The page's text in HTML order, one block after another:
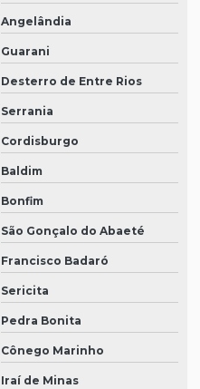
Angelândia
Guarani
Desterro de Entre Rios
Serrania
Cordisburgo
Baldim
Bonfim
São Gonçalo do Abaeté
Francisco Badaró
Sericita
Pedra Bonita
Cônego Marinho
Iraí de Minas